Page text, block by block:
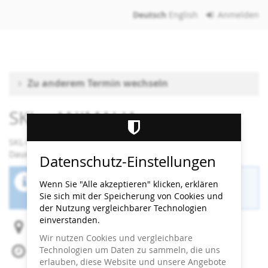
Deutsch English Anmelden
Zu anderem Termin wechseln
SKL - ANIMALIA
SKL-Workshop
Dauer: 90 Minuten
Der Buchungszeitraum für diese Veranstaltung
ist beendet.
Heidi Horten Collection
Mi, 13. Mai 2026
Beginn:08:45Uhr
Datenschutz-Einstellungen
Wenn Sie "Alle akzeptieren" klicken, erklären
Sie sich mit der Speicherung von Cookies und
der Nutzung vergleichbarer Technologien
einverstanden.
Wir nutzen Cookies und vergleichbare
Technologien um Daten zu sammeln, die uns
erlauben, diese Website und unsere Angebote